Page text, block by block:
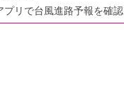
プリで台風進路予報を確認